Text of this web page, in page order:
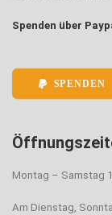
Spenden über
SPENDEN
Montag – Samstag
Am Dienstag,